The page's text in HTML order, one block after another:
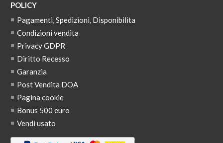
POLICY
Pagamenti, Spedizioni, Disponibilita
Condizioni vendita
Privacy GDPR
Diritto Recesso
Garanzia
Post Vendita DOA
Pagina cookie
Bonus 500 euro
Vendi usato